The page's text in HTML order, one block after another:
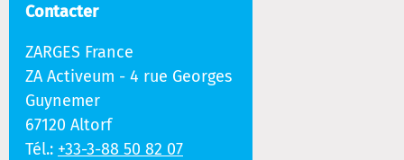
Contacter
ZARGES France
ZA Activeum - 4 rue Georges
Guynemer
67120 Altorf
Tél.: +33-3-88 50 82 07